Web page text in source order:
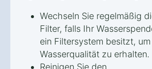
Wechseln Sie regelmäßig
Filter, falls Ihr
ein Filtersystem besitzt,
Wasserqualität zu erhalten.
Reinigen Sie den